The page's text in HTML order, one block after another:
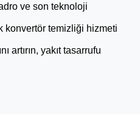
ve son teknoloji
konvertör temizliği hizmeti
artırın, yakıt tasarrufu